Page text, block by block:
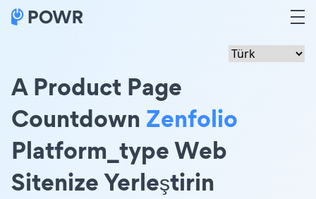
A Product Page
Countdown Zenfolio
Platform_type Web
Sitenize Yerleştirin